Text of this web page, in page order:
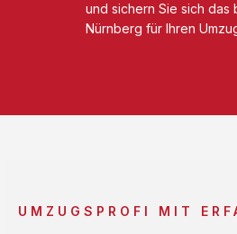
und sichern Sie sich das
Nürnberg für Ihren
UMZUGSPROFI MIT